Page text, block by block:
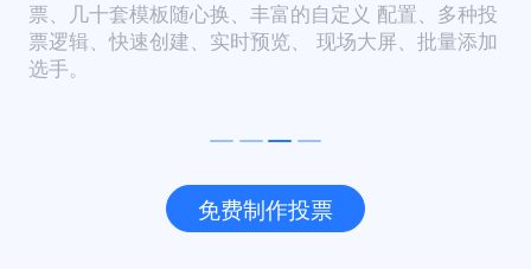
票、几十套模板随心换、丰富的自定义 配置、多种投
票逻辑、快速创建、实时预览、 现场大屏、批量添加
选手。
免费制作投票